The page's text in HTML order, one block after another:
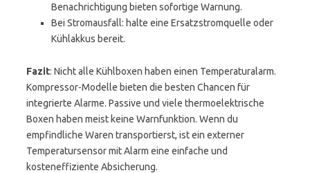
Benachrichtigung bieten sofortige Warnung.
Bei Stromausfall: halte eine Ersatzstromquelle oder
Kühlakkus bereit.
Fazit: Nicht alle Kühlboxen haben einen Temperaturalarm.
Kompressor-Modelle bieten die besten Chancen für
integrierte Alarme. Passive und viele thermoelektrische
Boxen haben meist keine Warnfunktion. Wenn du
empfindliche Waren transportierst, ist ein externer
Temperatursensor mit Alarm eine einfache und
kosteneffiziente Absicherung.